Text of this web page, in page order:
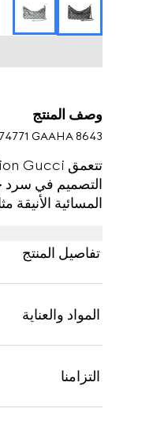
وصف المنتج
GAAHA 8643
التصميم في سرد
تفاصيل المنتج
المواد والعناية
التزامنا